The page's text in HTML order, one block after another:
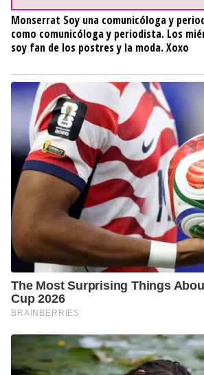
Monserrat Soy una comunicóloga y
como comunicóloga y periodista. Los
soy fan de los postres y la moda. Xoxo